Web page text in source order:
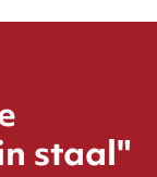
staal"